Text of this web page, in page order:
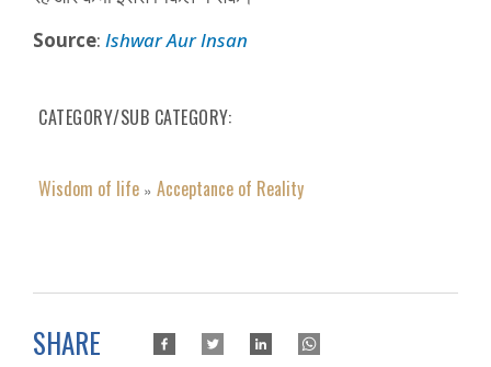
Source: Ishwar Aur Insan
CATEGORY/SUB CATEGORY
Wisdom of life » Acceptance of Reality
SHARE